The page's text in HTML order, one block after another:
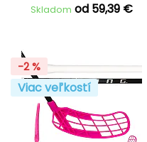
Skladom od 59,39 €
-2 %
Viac veľkostí